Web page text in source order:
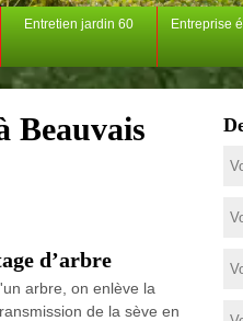
Entretien jardin 60 Entreprise
Beauvais
d’arbre
arbre, on enlève la
de la sève en